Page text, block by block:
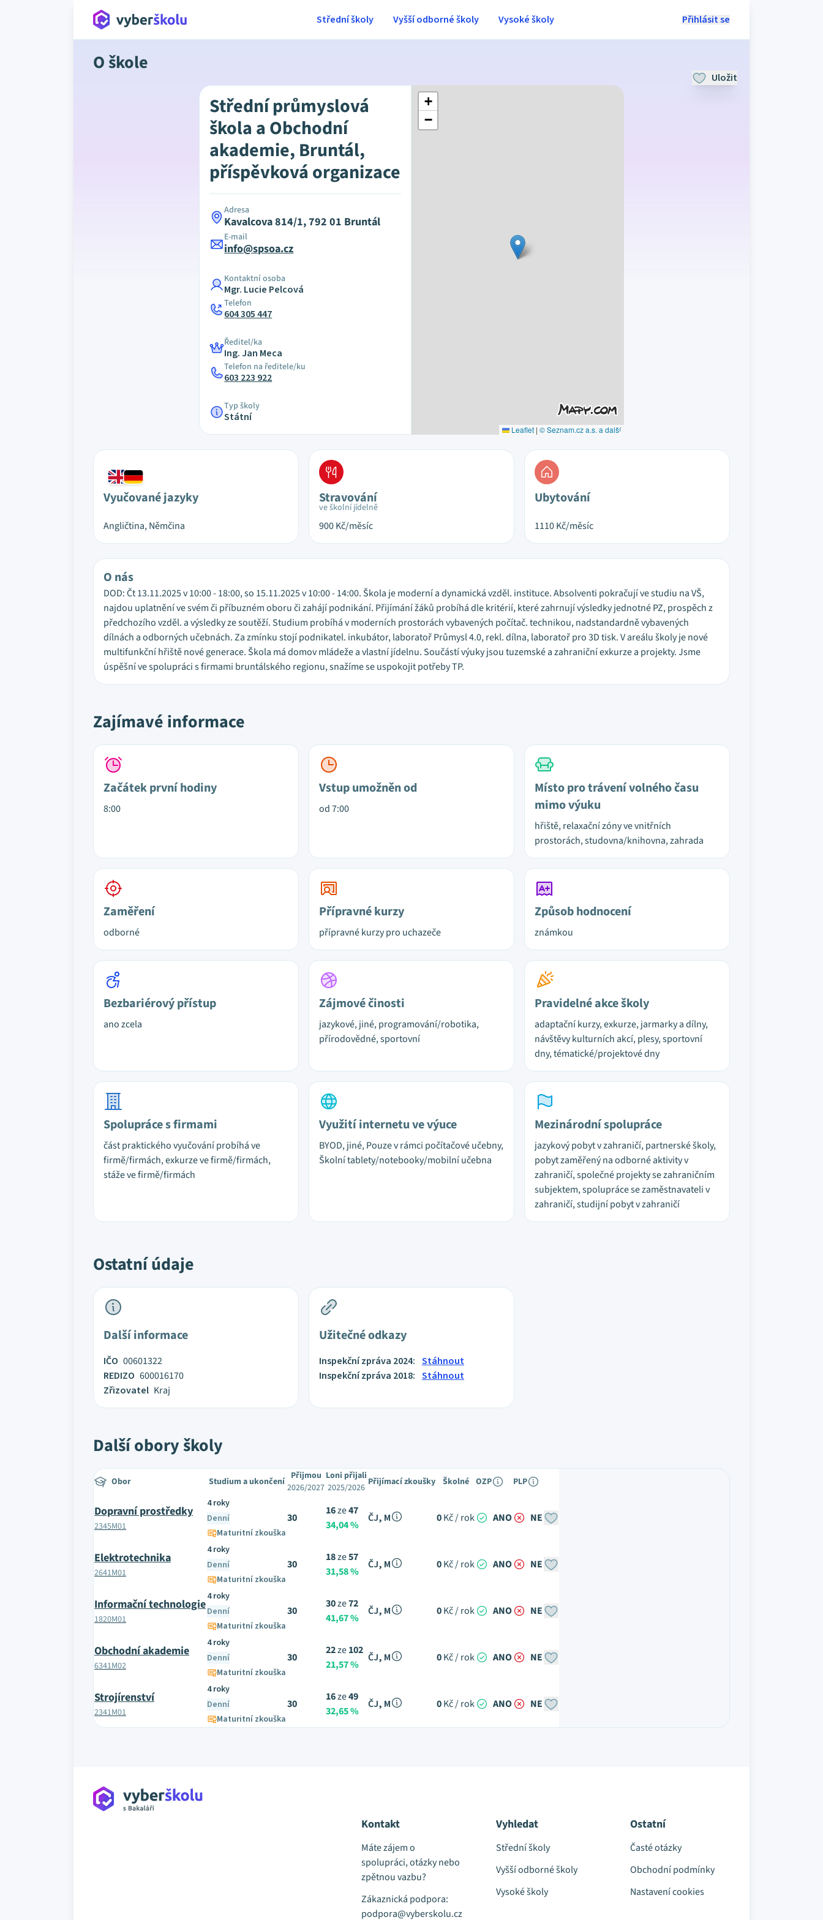
Přihlásit se
Střední školy Vyšší odborné školy Vysoké školy
O škole
Uložit
Střední průmyslová
škola a Obchodní
akademie, Bruntál,
příspěvková organizace
Adresa
Kavalcova 814/1, 792 01 Bruntál
E-mail
info@spsoa.cz
Kontaktní osoba
Mgr. Lucie Pelcová
Telefon
604 305 447
Ředitel/ka
Ing. Jan Meca
Telefon na ředitele/ku
603 223 922
Typ školy
Státní
+
−
Leaflet | © Seznam.cz a.s. a další
Vyučované jazyky
Angličtina, Němčina
Stravování
ve školní jídelně
900Kč/měsíc
Ubytování
1110Kč/měsíc
O nás
DOD: Čt 13.11.2025 v 10:00 - 18:00, so 15.11.2025 v 10:00 - 14:00. Škola je moderní a dynamická vzděl. instituce. Absolventi pokračují ve studiu na VŠ,
najdou uplatnění ve svém či příbuzném oboru či zahájí podnikání. Přijímání žáků probíhá dle kritérií, které zahrnují výsledky jednotné PZ, prospěch z
předchozího vzděl. a výsledky ze soutěží. Studium probíhá v moderních prostorách vybavených počítač. technikou, nadstandardně vybavených
dílnách a odborných učebnách. Za zmínku stojí podnikatel. inkubátor, laboratoř Průmysl 4.0, rekl. dílna, laboratoř pro 3D tisk. V areálu školy je nové
multifunkční hřiště nové generace. Škola má domov mládeže a vlastní jídelnu. Součástí výuky jsou tuzemské a zahraniční exkurze a projekty. Jsme
úspěšní ve spolupráci s firmami bruntálského regionu, snažíme se uspokojit potřeby TP.
Zajímavé informace
Začátek první hodiny
8:00
Vstup umožněn od
od 7:00
Místo pro trávení volného času
mimo výuku
hřiště, relaxační zóny ve vnitřních
prostorách, studovna/knihovna, zahrada
Zaměření
odborné
Přípravné kurzy
přípravné kurzy pro uchazeče
Způsob hodnocení
známkou
Bezbariérový přístup
ano zcela
Zájmové činosti
jazykové, jiné, programování/robotika,
přírodovědné, sportovní
Pravidelné akce školy
adaptační kurzy, exkurze, jarmarky a dílny,
návštěvy kulturních akcí, plesy, sportovní
dny, tématické/projektové dny
Spolupráce s firmami
část praktického vyučování probíhá ve
firmě/firmách, exkurze ve firmě/firmách,
stáže ve firmě/firmách
Využití internetu ve výuce
BYOD, jiné, Pouze v rámci počítačové učebny,
Školní tablety/notebooky/mobilní učebna
Mezinárodní spolupráce
jazykový pobyt v zahraničí, partnerské školy,
pobyt zaměřený na odborné aktivity v
zahraničí, společné projekty se zahraničním
subjektem, spolupráce se zaměstnavateli v
zahraničí, studijní pobyt v zahraničí
Ostatní údaje
Další informace
IČO 00601322
REDIZO 600016170
Zřizovatel Kraj
Užitečné odkazy
Inspekční zpráva 2024: Stáhnout
Inspekční zpráva 2018: Stáhnout
Další obory školy
Obor Studium a ukončení Přijmou
2026/2027
Loni přijali
2025/2026 Přijímací zkoušky Školné OZP PLP
Dopravní prostředky
2345M01
4 roky
Denní
Maturitní zkouška
30
16ze47
34,04 %
ČJ, M 0Kč / rok ANO NE
Elektrotechnika
2641M01
4 roky
Denní
Maturitní zkouška
30
18ze57
31,58 %
ČJ, M 0Kč / rok ANO NE
Informační technologie
1820M01
4 roky
Denní
Maturitní zkouška
30
30ze72
41,67 %
ČJ, M 0Kč / rok ANO NE
Obchodní akademie
6341M02
4 roky
Denní
Maturitní zkouška
30
22ze102
21,57 %
ČJ, M 0Kč / rok ANO NE
Strojírenství
2341M01
4 roky
Denní
Maturitní zkouška
30
16ze49
32,65 %
ČJ, M 0Kč / rok ANO NE
Kontakt
Máte zájem o
spolupráci, otázky nebo
zpětnou vazbu?
Zákaznická podpora:
podpora@vyberskolu.cz
Vyhledat
Střední školy
Vyšší odborné školy
Vysoké školy
Ostatní
Časté otázky
Obchodní podmínky
Nastavení cookies